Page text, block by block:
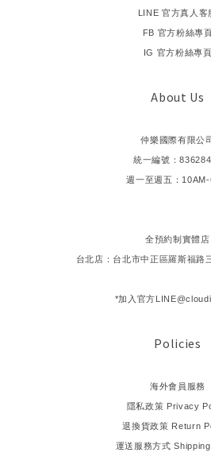
LINE 官方真人客
FB 官方粉絲專
IG 官方粉絲專頁
About Us
仲樂國際有限公
統一編號：
週一至週五：10AM-
全預約制實體店
台北店：台北市中正區羅斯福路
*加入官方
Policies
海外會員服務
隱私政策 Privacy
退換貨政策 Return
運送服務方式